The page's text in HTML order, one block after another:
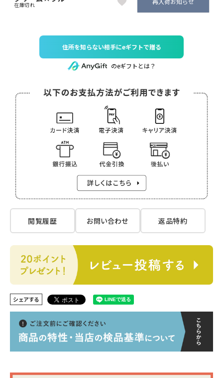
在庫切れ
住所を知らない相手にeギフトで贈る
のeギフトとは？
閲覧履歴 お問い合わせ 返品特約
シェアする